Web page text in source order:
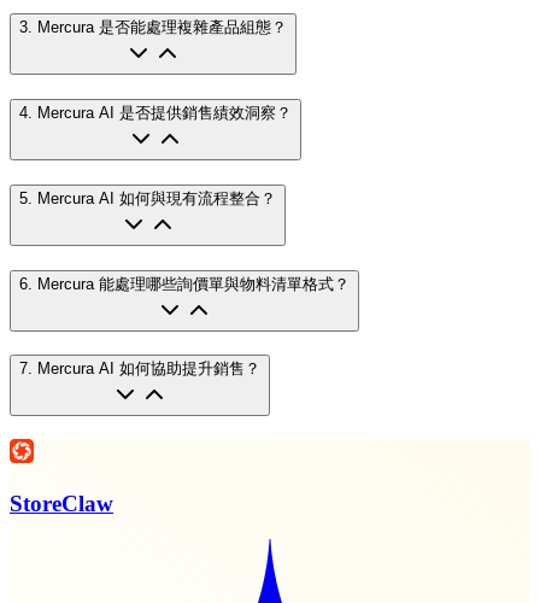
3. Mercura 是否能處理複雜產品組態？
4. Mercura AI 是否提供銷售績效洞察？
5 Mercura AI 如何與現有流程整合？
6 Mercura 能處理哪些詢價單與物料清單格式？
7. Mercura AI 如何協助提升銷售？
StoreClaw